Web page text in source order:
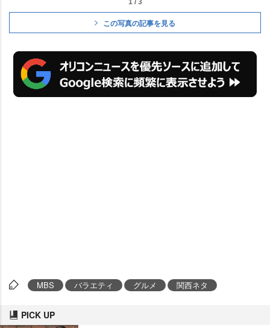
1 / 3
この写真の記事を見る
MBS バラエティ グルメ 関西ネタ
PICK UP